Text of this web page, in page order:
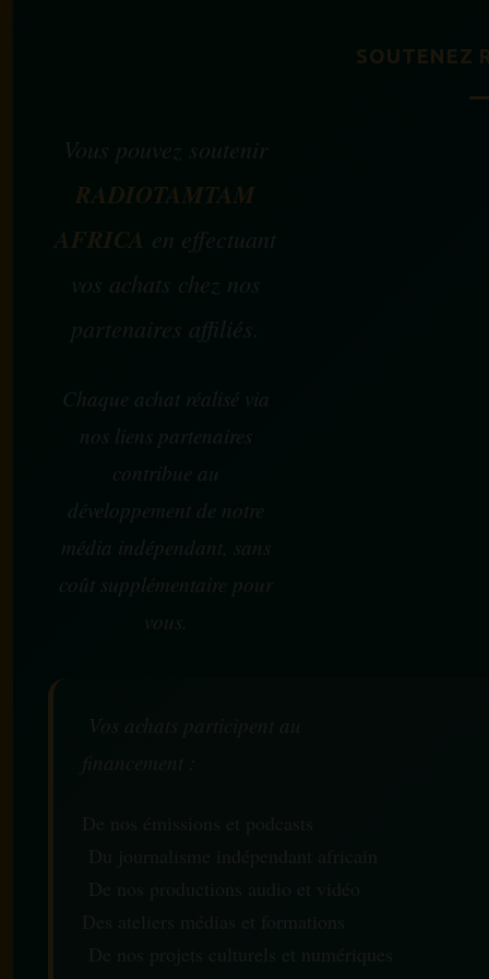
SOUTENEZ
Vous pouvez soutenir
RADIOTAMTAM
AFRICA en effectuant
vos achats chez nos
partenaires affiliés.
Chaque achat réalisé via
nos liens partenaires
contribue au
développement de notre
média indépendant, sans
coût supplémentaire pour
vous.